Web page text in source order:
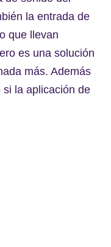
la entrada de
que llevan
es una solución
más. Además
la aplicación de